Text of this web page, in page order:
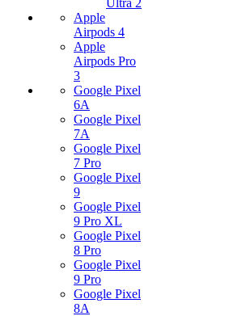
Ultra 2
Apple
Airpods 4
Apple
Airpods Pro
3
Google Pixel
6A
Google Pixel
7А
Google Pixel
7 Pro
Google Pixel
9
Google Pixel
9 Pro XL
Google Pixel
8 Pro
Google Pixel
9 Pro
Google Pixel
8A